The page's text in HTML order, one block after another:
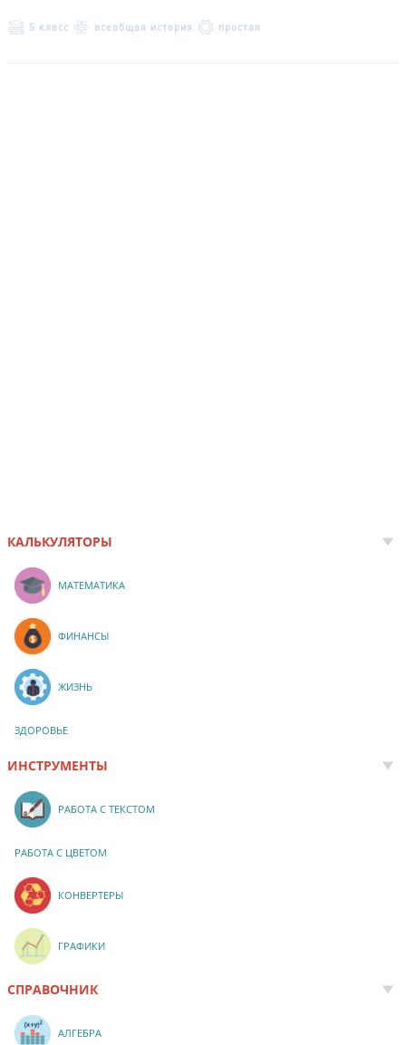
5 класс всеобщая история простая
КАЛЬКУЛЯТОРЫ
МАТЕМАТИКА
ФИНАНСЫ
ЖИЗНЬ
ЗДОРОВЬЕ
ИНСТРУМЕНТЫ
РАБОТА С ТЕКСТОМ
РАБОТА С ЦВЕТОМ
КОНВЕРТЕРЫ
ГРАФИКИ
СПРАВОЧНИК
АЛГЕБРА